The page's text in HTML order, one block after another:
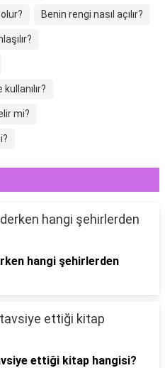
Benin rengi nasıl açılır?
mi?
hangi şehirlerden
ettiği kitap hangisi?